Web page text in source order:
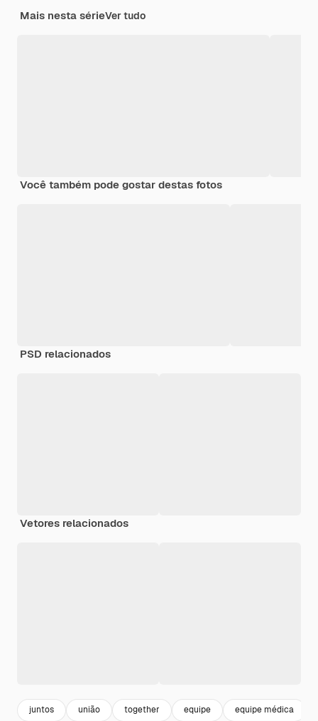
Mais nesta sérieVer tudo
Você também pode gostar destas fotos
PSD relacionados
Vetores relacionados
juntos união together equipe equipe médica